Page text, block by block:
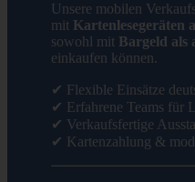
Unsere mobilen
mit Kartenlesegeräten
sowohl mit Bargeld als
einkaufen können.
✔ Flexible Einsätze
✔ Erfahrene Teams für
✔ Verkaufsfertige
✔ Kartenzahlung &